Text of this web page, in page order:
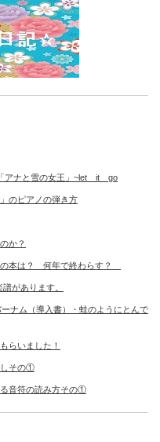
アナと雪の女王」~let it go
のピアノの弾き方
か？
の本は？ 何年で終わらす？
があります。
ナム（導入書）・蛙のようにとんで
らいました！
しその①
音符の読み方その①